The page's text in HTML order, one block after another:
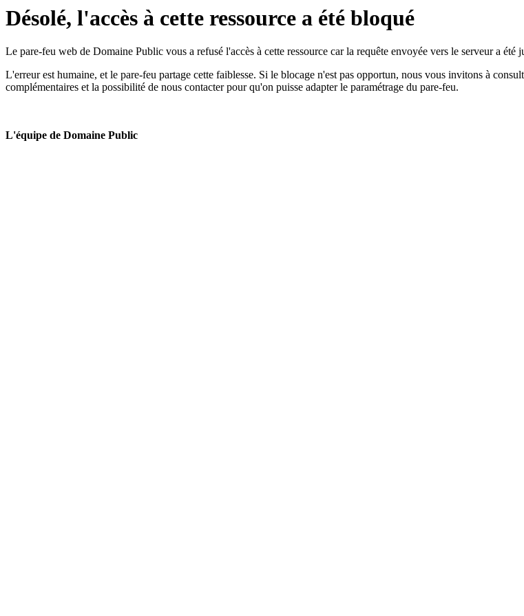
Désolé, l'accès à cette ressource a été bloqué
Le pare-feu web de Domaine Public vous a refusé l'accès à cette ressource car la requête envoyée vers le serveur a été
L'erreur est humaine, et le pare-feu partage cette faiblesse. Si le blocage n'est pas opportun, nous vous invitons à
complémentaires et la possibilité de nous contacter pour qu'on puisse adapter le paramétrage du pare-feu.
L'équipe de Domaine Public